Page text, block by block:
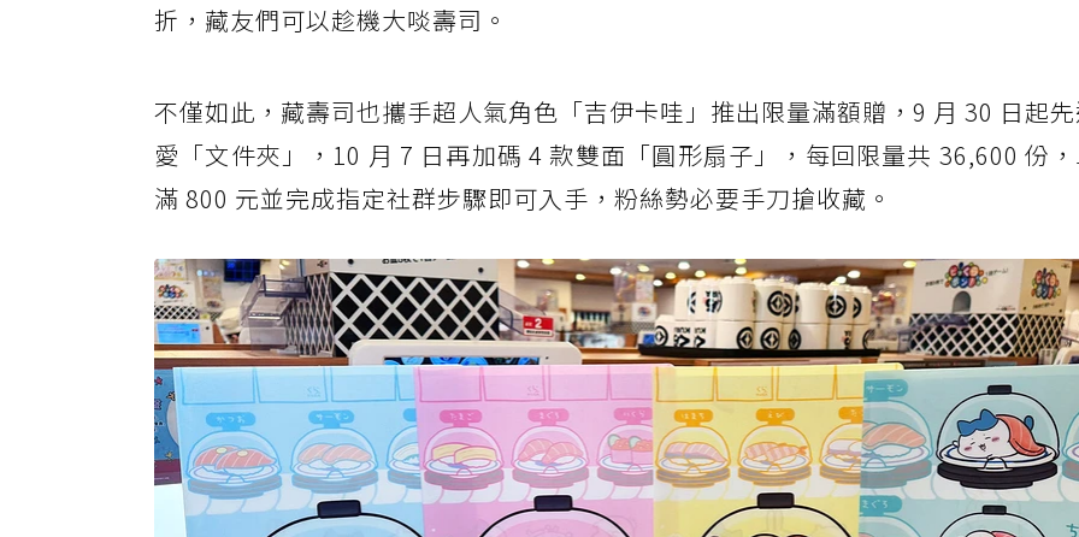
折，藏友們可以趁機大啖壽司。
不僅如此，藏壽司也攜手超人氣角色「吉伊卡哇」推出限量滿額贈，9 月 30 日起
愛「文件夾」，10 月 7 日再加碼 4 款雙面「圓形扇子」，每回限量共 36,600 份
滿 800 元並完成指定社群步驟即可入手，粉絲勢必要手刀搶收藏。